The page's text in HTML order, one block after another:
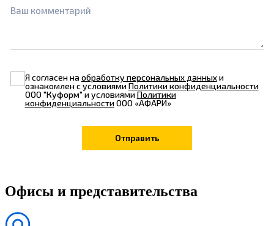
Ваш комментарий
Я согласен наобработку персональных данныхи
ознакомлен с условиямиПолитики конфиденциальности
ООО "Куформ" и условиямиПолитики
конфиденциальностиООО «АФАРИ»
Офисы и представительства